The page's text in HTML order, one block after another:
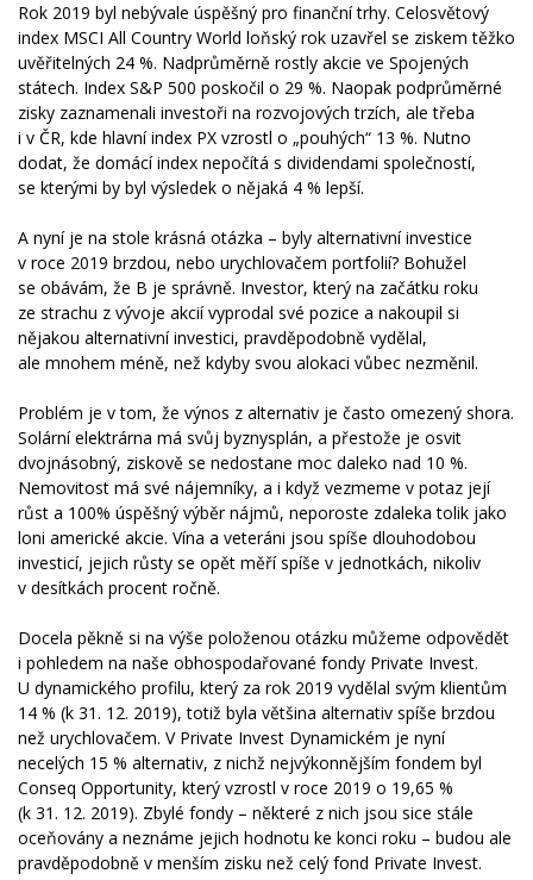
Rok 2019 byl nebývale úspěšný pro finanční trhy. Celosvětový
index MSCI All Country World loňský rok uzavřel se ziskem těžko
uvěřitelných 24 %. Nadprůměrně rostly akcie ve Spojených
státech. Index S&P 500 poskočil o 29 %. Naopak podprůměrné
zisky zaznamenali investoři na rozvojových trzích, ale třeba
i v ČR, kde hlavní index PX vzrostl o „pouhých“ 13 %. Nutno
dodat, že domácí index nepočítá s dividendami společností,
se kterými by byl výsledek o nějaká 4 % lepší.
A nyní je na stole krásná otázka – byly alternativní investice
v roce 2019 brzdou, nebo urychlovačem portfolií? Bohužel
se obávám, že B je správně. Investor, který na začátku roku
ze strachu z vývoje akcií vyprodal své pozice a nakoupil si
nějakou alternativní investici, pravděpodobně vydělal,
ale mnohem méně, než kdyby svou alokaci vůbec nezměnil.
Problém je v tom, že výnos z alternativ je často omezený shora.
Solární elektrárna má svůj byznysplán, a přestože je osvit
dvojnásobný, ziskově se nedostane moc daleko nad 10 %.
Nemovitost má své nájemníky, a i když vezmeme v potaz její
růst a 100% úspěšný výběr nájmů, neporoste zdaleka tolik jako
loni americké akcie. Vína a veteráni jsou spíše dlouhodobou
investicí, jejich růsty se opět měří spíše v jednotkách, nikoliv
v desítkách procent ročně.
Docela pěkně si na výše položenou otázku můžeme odpovědět
i pohledem na naše obhospodařované fondy Private Invest.
U dynamického profilu, který za rok 2019 vydělal svým klientům
14 % (k 31. 12. 2019), totiž byla většina alternativ spíše brzdou
než urychlovačem. V Private Invest Dynamickém je nyní
necelých 15 % alternativ, z nichž nejvýkonnějším fondem byl
Conseq Opportunity, který vzrostl v roce 2019 o 19,65 %
(k 31. 12. 2019). Zbylé fondy – některé z nich jsou sice stále
oceňovány a neznáme jejich hodnotu ke konci roku – budou ale
pravděpodobně v menším zisku než celý fond Private Invest.